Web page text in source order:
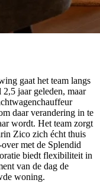
gaat het team langs
jaar geleden, maar
daar verandering in te
wordt. Het team zorgt
Zico zich écht thuis
met de Splendid
biedt flexibiliteit in
van de dag de
woning.